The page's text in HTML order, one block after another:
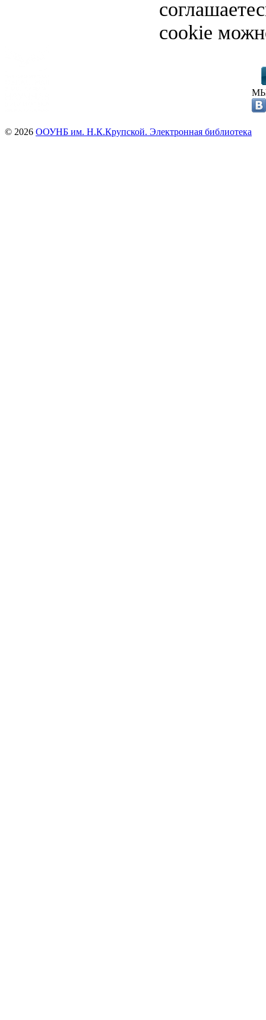
cookie
© 2026 ООУНБ им. Н.К.Крупской. Электронная библиотека